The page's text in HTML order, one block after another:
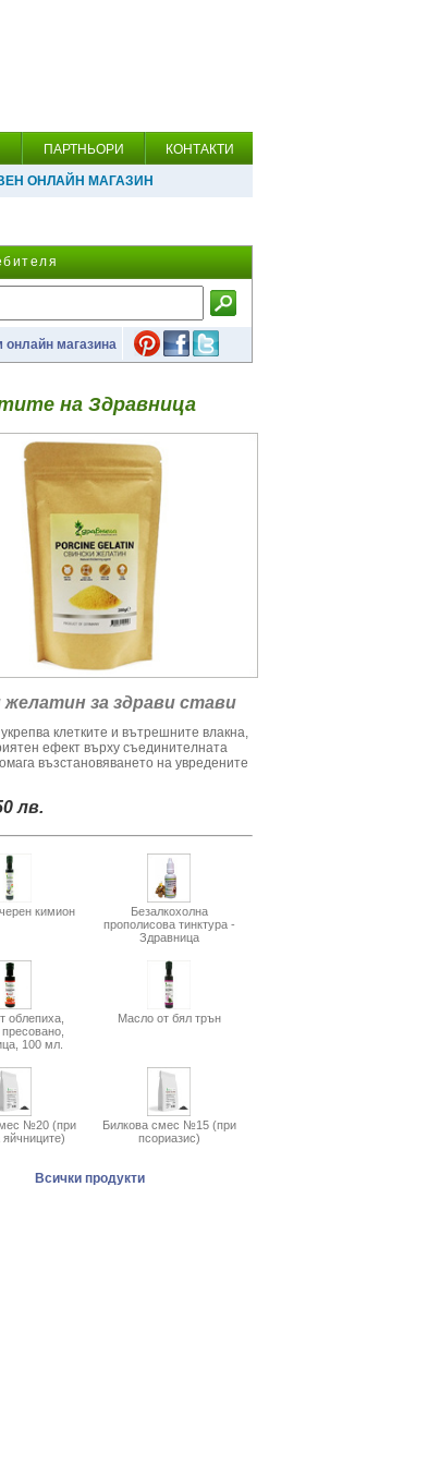
ПАРТНЬОРИ КОНТАКТИ
ОНЛАЙН МАГАЗИН
онлайн магазина
на Здравница
желатин за здрави стави
клетките и вътрешните влакна,
ефект върху съединителната
възстановяването на увредените
лв.
кимион
Безалкохолна
прополисова тинктура -
Здравница
облепиха,
100 мл.
Масло от бял трън
№20 (при
яйчниците)
Билкова смес №15 (при
псориазис)
Всички продукти